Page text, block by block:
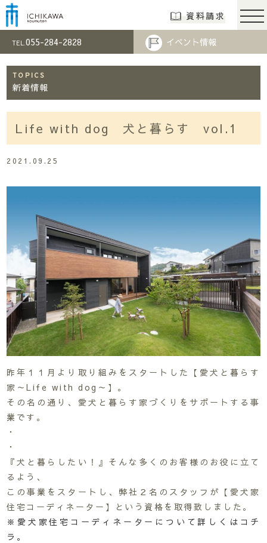
市川工務店 | らしさ
資料請求
TEL.055-284-2828 イベント情報
TOPICS
新着情報
Life with dog 犬と暮らす vol.1
2021.09.25
昨年１１月より取り組みをスタートした【愛犬と暮らす
家～Life with dog～】。
その名の通り、愛犬と暮らす家づくりをサポートする事
業です。
・
・
『犬と暮らしたい！』そんな多くのお客様のお役に立て
るよう、
この事業をスタートし、弊社２名のスタッフが【愛犬家
住宅コーディネーター】という資格を取得致しました。
※愛犬家住宅コーディネーターについて詳しくはコチ
ラ。